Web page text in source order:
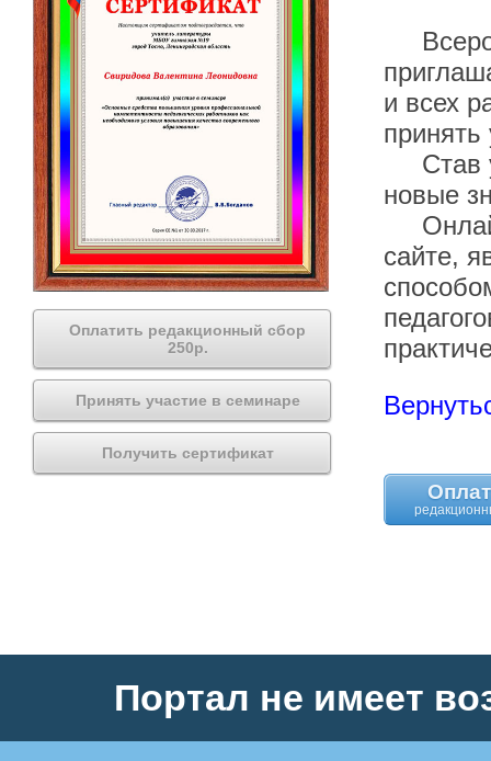
Оплатить редакционный сбор
250р.
Принять участие в семинаре
Получить сертификат
и всех
принять
Став
новые
сайте,
Портал не имеет